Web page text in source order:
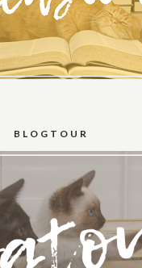
BLOGTOUR